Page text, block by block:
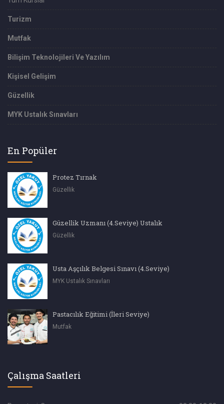
Turizm
Mutfak
Bilişim Teknolojileri Ve Yazılım
Kişisel Gelişim
Güzellik
MYK Ustalık Sınavları
En Popüler
Protez Tırnak
Güzellik
Güzellik Uzmanı (4.Seviye) Ustalık
Güzellik
Usta Aşçılık Belgesi Sınavı (4.Seviye)
MYK Ustalık Sınavları
Pastacılık Eğitimi (İleri Seviye)
Mutfak
Çalışma Saatleri